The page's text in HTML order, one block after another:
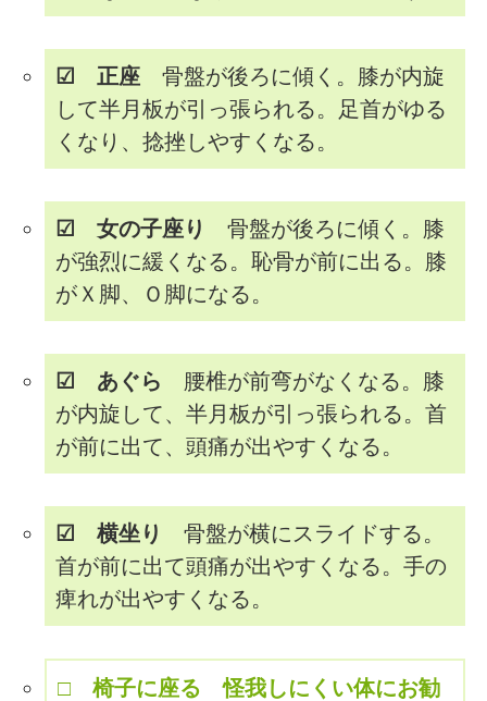
☑ 正座骨盤が後ろに傾く。膝が内旋
して半月板が引っ張られる。足首がゆる
くなり、捻挫しやすくなる。
☑ 女の子座り
骨盤が後ろに傾く。膝
が強烈に緩くなる。恥骨が前に出る。膝
がＸ脚、Ｏ脚になる。
☑ あぐら 腰椎が前弯がなくなる。膝
が内旋して、半月板が引っ張られる。首
が前に出て、頭痛が出やすくなる。
☑ 横坐り
骨盤が横にスライドする。
首が前に出て頭痛が出やすくなる。手の
痺れが出やすくなる。
□ 椅子に座る 怪我しにくい体にお勧